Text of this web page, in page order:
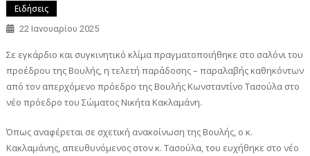
Ειδήσεις
22 Ιανουαρίου 2025
Σε εγκάρδιο και συγκινητικό κλίμα πραγματοποιήθηκε στο σαλόνι του
προέδρου της Βουλής, η τελετή παράδοσης – παραλαβής καθηκόντων
από τον απερχόμενο πρόεδρο της Βουλής Κωνσταντίνο Τασούλα στο
νέο πρόεδρο του Σώματος Νικήτα Κακλαμάνη.
Όπως αναφέρεται σε σχετική ανακοίνωση της Βουλής, ο κ.
Κακλαμάνης, απευθυνόμενος στον κ. Τασούλα, του ευχήθηκε στο νέο